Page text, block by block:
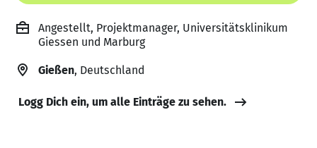
Angestellt, Projektmanager, Universitätsklinikum
Giessen und Marburg
Gießen, Deutschland
Logg Dich ein, um alle Einträge zu sehen.